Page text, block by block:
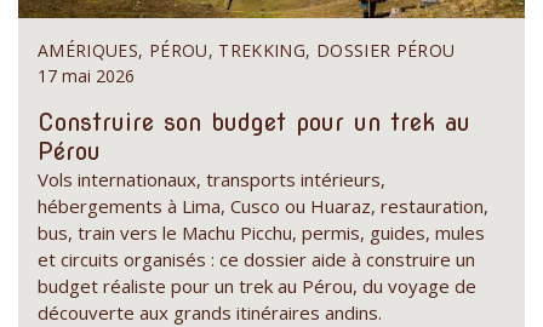
AMÉRIQUES, PÉROU, TREKKING, DOSSIER PÉROU
17 mai 2026
Construire son budget pour un trek au
Pérou
Vols internationaux, transports intérieurs,
hébergements à Lima, Cusco ou Huaraz, restauration,
bus, train vers le Machu Picchu, permis, guides, mules
et circuits organisés : ce dossier aide à construire un
budget réaliste pour un trek au Pérou, du voyage de
découverte aux grands itinéraires andins.